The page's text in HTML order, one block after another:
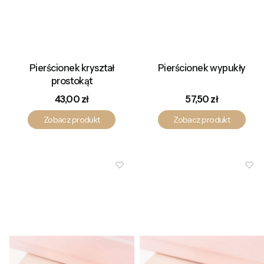
Pierścionek kryształ
prostokąt
Cena
43,00 zł
Zobacz produkt
Pierścionek wypukły
Cena
57,50 zł
Zobacz produkt